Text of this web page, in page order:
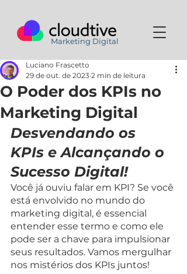
Marketing Digital
O Poder dos KPIs no
Marketing Digital
Luciano Frascetto
29 de out. de 2023 2 min de leitura
Desvendando os
KPIs e Alcançando o
Sucesso Digital!
Você já ouviu falar em KPI? Se você
está envolvido no mundo do
marketing digital, é essencial
entender esse termo e como ele
pode ser a chave para impulsionar
seus resultados. Vamos mergulhar
nos mistérios dos KPIs juntos!